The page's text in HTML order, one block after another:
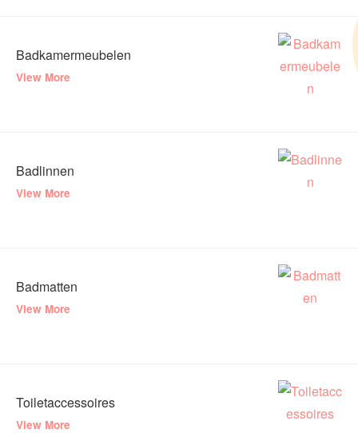
Badkamermeubelen
View More
Badlinnen
View More
Badmatten
View More
Toiletaccessoires
View More